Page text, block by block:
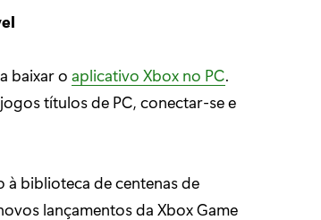
baixar o aplicativo Xbox no PC.
títulos de PC, conectar-se e
à biblioteca de centenas de
lançamentos da Xbox Game